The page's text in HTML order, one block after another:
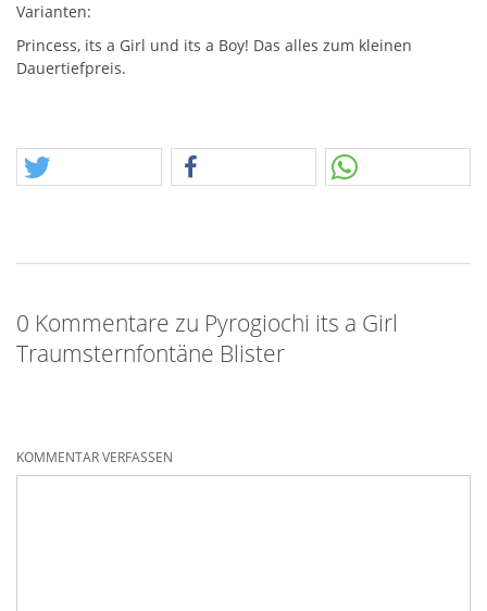
Varianten:
Princess, its a Girl und its a Boy! Das alles zum kleinen
Dauertiefpreis.
0 Kommentare zu Pyrogiochi its a Girl
Traumsternfontäne Blister
KOMMENTAR VERFASSEN